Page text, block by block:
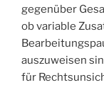
gegenüber
ob variable
auszuweisen
für